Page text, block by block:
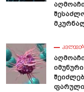
Ფარული